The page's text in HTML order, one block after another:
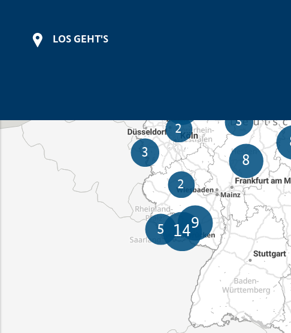
LOS GEHT'S